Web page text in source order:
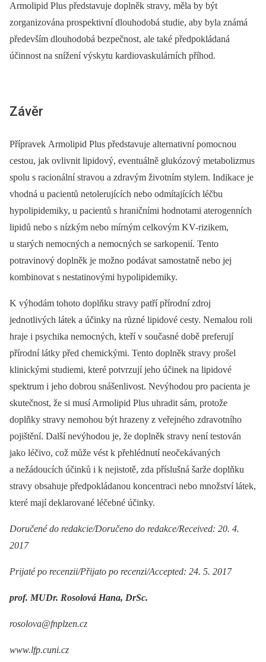
Armolipid Plus představuje doplněk stravy, měla by být
zorganizována prospektivní dlouhodobá studie, aby byla známá
především dlouhodobá bezpečnost, ale také předpokládaná
účinnost na snížení výskytu kardiovaskulárních příhod.
Závěr
Přípravek Armolipid Plus představuje alternativní pomocnou
cestou, jak ovlivnit lipidový, eventuálně glukózový metabolizmus
spolu s racionální stravou a zdravým životním stylem. Indikace je
vhodná u pacientů netolerujících nebo odmítajících léčbu
hypolipidemiky, u pacientů s hraničními hodnotami aterogenních
lipidů nebo s nízkým nebo mírným celkovým KV-rizikem,
u starých nemocných a nemocných se sarkopenií. Tento
potravinový doplněk je možno podávat samostatně nebo jej
kombinovat s nesta­tinovými hypolipidemiky.
K výhodám tohoto doplňku stravy patří přírodní zdroj
jednotlivých látek a účinky na různé lipidové cesty. Nemalou roli
hraje i psychika nemocných, kteří v současné době preferují
přírodní látky před chemickými. Tento doplněk stravy prošel
klinickými studiemi, které potvrzují jeho účinek na lipidové
spektrum i jeho dobrou snášenlivost. Nevýhodou pro pacienta je
skutečnost, že si musí Armolipid Plus uhradit sám, protože
doplňky stravy nemohou být hrazeny z veřejného zdravotního
pojištění. Další nevýhodou je, že doplněk stravy není testován
jako léčivo, což může vést k přehlédnutí neočekávaných
a nežádoucích účinků i k nejistotě, zda příslušná šarže doplňku
stravy obsahuje předpokládanou koncentraci nebo množství látek,
které mají deklarované léčebné účinky.
Doručené do redakcie/Doručeno do redakce/Received: 20. 4.
2017
Prijaté po recenzii/Přijato po recenzi/Accepted: 24. 5. 2017
prof. MUDr. Rosolová Hana, DrSc.
rosolova@fnplzen.cz
www.lfp.cuni.cz